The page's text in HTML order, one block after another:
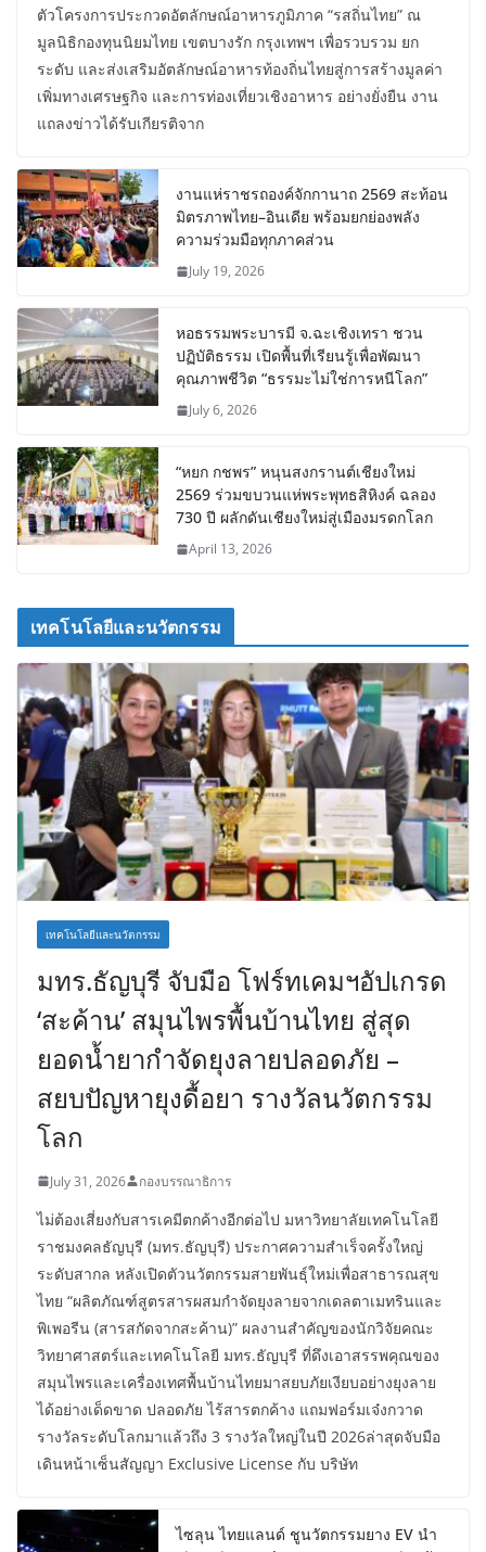
ตัวโครงการประกวดอัตลักษณ์อาหารภูมิภาค “รสถิ่นไทย” ณ
มูลนิธิกองทุนนิยมไทย เขตบางรัก กรุงเทพฯ เพื่อรวบรวม ยก
ระดับ และส่งเสริมอัตลักษณ์อาหารท้องถิ่นไทยสู่การสร้างมูลค่า
เพิ่มทางเศรษฐกิจ และการท่องเที่ยวเชิงอาหาร อย่างยั่งยืน งาน
แถลงข่าวได้รับเกียรติจาก
งานแห่ราชรถองค์จักกานาถ 2569 สะท้อน
มิตรภาพไทย–อินเดีย พร้อมยกย่องพลัง
ความร่วมมือทุกภาคส่วน
July 19, 2026
หอธรรมพระบารมี จ.ฉะเชิงเทรา ชวน
ปฏิบัติธรรม เปิดพื้นที่เรียนรู้เพื่อพัฒนา
คุณภาพชีวิต “ธรรมะไม่ใช่การหนีโลก”
July 6, 2026
“หยก กชพร” หนุนสงกรานต์เชียงใหม่
2569 ร่วมขบวนแห่พระพุทธสิหิงค์ ฉลอง
730 ปี ผลักดันเชียงใหม่สู่เมืองมรดกโลก
April 13, 2026
เทคโนโลยีและนวัตกรรม
เทคโนโลยีและนวัตกรรม
มทร.ธัญบุรี จับมือ โฟร์ทเคมฯอัปเกรด
‘สะค้าน’ สมุนไพรพื้นบ้านไทย สู่สุด
ยอดน้ำยากำจัดยุงลายปลอดภัย –
สยบปัญหายุงดื้อยา รางวัลนวัตกรรม
โลก
July 31, 2026 กองบรรณาธิการ
ไม่ต้องเสี่ยงกับสารเคมีตกค้างอีกต่อไป มหาวิทยาลัยเทคโนโลยี
ราชมงคลธัญบุรี (มทร.ธัญบุรี) ประกาศความสำเร็จครั้งใหญ่
ระดับสากล หลังเปิดตัวนวัตกรรมสายพันธุ์ใหม่เพื่อสาธารณสุข
ไทย “ผลิตภัณฑ์สูตรสารผสมกำจัดยุงลายจากเดลตาเมทรินและ
พิเพอรีน (สารสกัดจากสะค้าน)” ผลงานสำคัญของนักวิจัยคณะ
วิทยาศาสตร์และเทคโนโลยี มทร.ธัญบุรี ที่ดึงเอาสรรพคุณของ
สมุนไพรและเครื่องเทศพื้นบ้านไทยมาสยบภัยเงียบอย่างยุงลาย
ได้อย่างเด็ดขาด ปลอดภัย ไร้สารตกค้าง แถมฟอร์มเจ๋งกวาด
รางวัลระดับโลกมาแล้วถึง 3 รางวัลใหญ่ในปี 2026ล่าสุดจับมือ
เดินหน้าเซ็นสัญญา Exclusive License กับ บริษัท
ไซลุน ไทยแลนด์ ชูนวัตกรรมยาง EV นำ